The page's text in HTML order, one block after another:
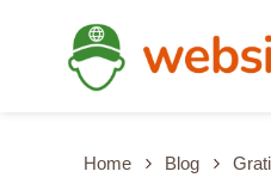
Overslaan en naar de
Home Blog